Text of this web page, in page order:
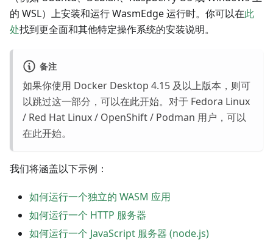
的 WSL）上安装和运行 WasmEdge 运行时。你可以在此
处找到更全面和其他特定操作系统的安装说明。
备注
如果你使用 Docker Desktop 4.15 及以上版本，则可
以跳过这一部分，可以在此开始。对于 Fedora Linux
/ Red Hat Linux / OpenShift / Podman 用户，可以
在此开始。
我们将涵盖以下示例：
如何运行一个独立的 WASM 应用
如何运行一个 HTTP 服务器
如何运行一个 JavaScript 服务器 (node.js)